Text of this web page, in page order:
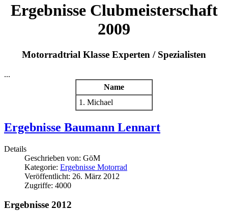
Ergebnisse Clubmeisterschaft
2009
Motorradtrial Klasse Experten / Spezialisten
...
Name
1. Michael
Ergebnisse Baumann Lennart
Details
Geschrieben von: GöM
Kategorie: Ergebnisse Motorrad
Veröffentlicht: 26. März 2012
Zugriffe: 4000
Ergebnisse 2012